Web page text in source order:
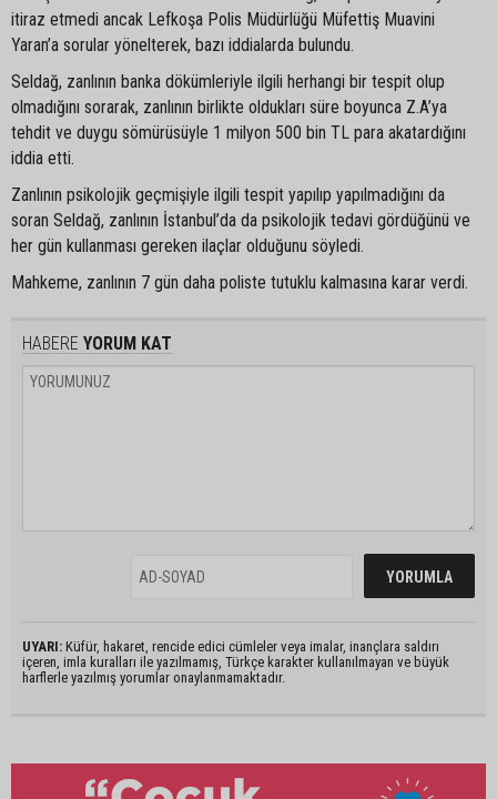
itiraz etmedi ancak Lefkoşa Polis Müdürlüğü Müfettiş Muavini
Yaran’a sorular yönelterek, bazı iddialarda bulundu.
Seldağ, zanlının banka dökümleriyle ilgili herhangi bir tespit olup
olmadığını sorarak, zanlının birlikte oldukları süre boyunca Z.A’ya
tehdit ve duygu sömürüsüyle 1 milyon 500 bin TL para akatardığını
iddia etti.
Zanlının psikolojik geçmişiyle ilgili tespit yapılıp yapılmadığını da
soran Seldağ, zanlının İstanbul’da da psikolojik tedavi gördüğünü ve
her gün kullanması gereken ilaçlar olduğunu söyledi.
Mahkeme, zanlının 7 gün daha poliste tutuklu kalmasına karar verdi.
HABERE YORUM KAT
UYARI: Küfür, hakaret, rencide edici cümleler veya imalar, inançlara saldırı
içeren, imla kuralları ile yazılmamış, Türkçe karakter kullanılmayan ve büyük
harflerle yazılmış yorumlar onaylanmamaktadır.